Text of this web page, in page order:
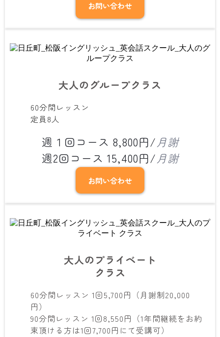
お問い合わせ
大人のグループクラス
60分間レッスン
定員8人
週１回コース 8,800円/月謝
週2回コース 15,400円/月謝
お問い合わせ
大人のプライベート
クラス
60分間レッスン 1回5,700円（月謝制20,000
円）
90分間レッスン 1回8,550円（1年間継続をお約
束頂ける方は1回7,700円にて受講可）